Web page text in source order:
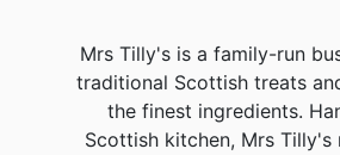
Mrs Tilly's is a family-run
traditional Scottish treats
the finest ingredients.
Scottish kitchen, Mrs Tilly's